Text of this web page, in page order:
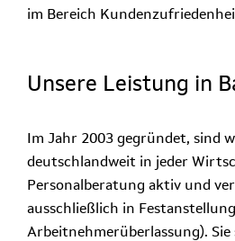
im Bereich
Unsere Leistung in
Im Jahr 2003 gegründet, sind
deutschlandweit in jeder
Personalberatung aktiv und
ausschließlich in
Arbeitnehmerüberlassung). Sie